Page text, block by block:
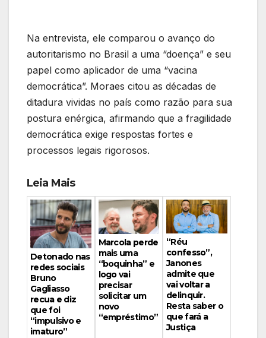
Na entrevista, ele comparou o avanço do
autoritarismo no Brasil a uma “doença” e seu
papel como aplicador de uma “vacina
democrática”. Moraes citou as décadas de
ditadura vividas no país como razão para sua
postura enérgica, afirmando que a fragilidade
democrática exige respostas fortes e
processos legais rigorosos.
Leia Mais
Detonado nas
redes sociais
Bruno
Gagliasso
recua e diz
que foi
“impulsivo e
imaturo”
Marcola perde
mais uma
“boquinha” e
logo vai
precisar
solicitar um
novo
“empréstimo”
“Réu
confesso”,
Janones
admite que
vai voltar a
delinquir.
Resta saber o
que fará a
Justiça